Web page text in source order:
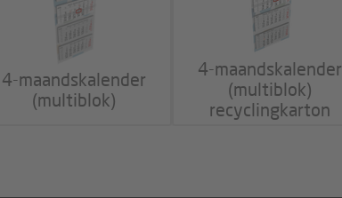
4-maandskalender
(multiblok)
4-maandskalender
(multiblok)
recyclingkarton